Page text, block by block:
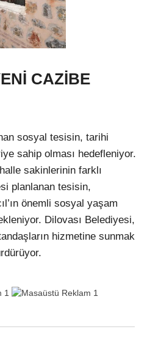
CAZİBE
sosyal tesisin, tarihi
sahip olması hedefleniyor.
sakinlerinin farklı
planlanan tesisin,
önemli sosyal yaşam
Dilovası Belediyesi,
hizmetine sunmak